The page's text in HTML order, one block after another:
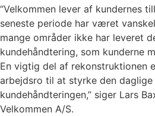
“Velkommen lever af kundernes
seneste periode har været
mange områder ikke har leveret
kundehåndtering, som kunderne
En vigtig del af rekonstruktionen
arbejdsro til at styrke den
kundehåndteringen,” siger Lars
Velkommen A/S.